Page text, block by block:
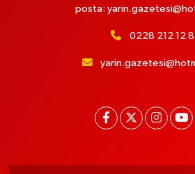
posta:
0228 212 12